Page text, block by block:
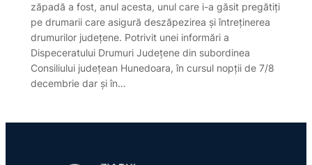
zăpadă a fost, anul acesta, unul care i-a găsit pregătiți
pe drumarii care asigură deszăpezirea și întreținerea
drumurilor județene. Potrivit unei informări a
Dispeceratului Drumuri Județene din subordinea
Consiliului județean Hunedoara, în cursul nopții de 7/8
decembrie dar și în…